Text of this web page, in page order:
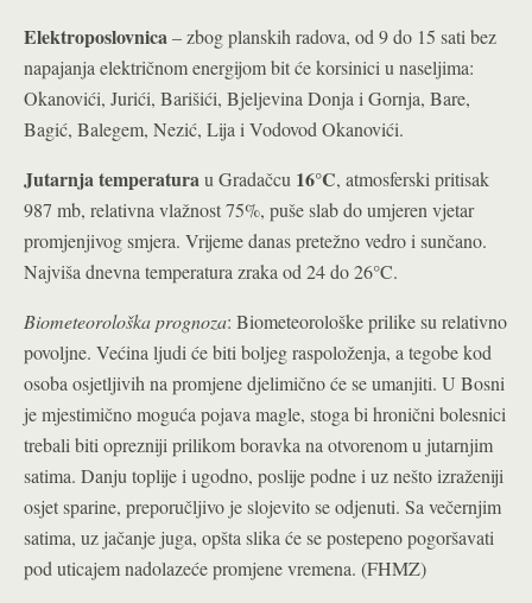
Elektroposlovnica– zbog planskih radova, od 9 do 15 sati bez
napajanja električnom energijom bit će korsinici u naseljima:
Okanovići, Jurići, Barišići, Bjeljevina Donja i Gornja, Bare,
Bagić, Balegem, Nezić, Lija i Vodovod Okanovići.
Jutarnja temperaturau Gradačcu 16°C, atmosferski pritisak
987 mb, relativna vlažnost 75%, puše slab do umjeren vjetar
promjenjivog smjera. Vrijeme danas pretežno vedro i sunčano.
Najviša dnevna temperatura zraka od 24 do 26°C.
Biometeorološka prognoza: Biometeorološke prilike su relativno
povoljne. Većina ljudi će biti boljeg raspoloženja, a tegobe kod
osoba osjetljivih na promjene djelimično će se umanjiti. U Bosni
je mjestimično moguća pojava magle, stoga bi hronični bolesnici
trebali biti oprezniji prilikom boravka na otvorenom u jutarnjim
satima. Danju toplije i ugodno, poslije podne i uz nešto izraženiji
osjet sparine, preporučljivo je slojevito se odjenuti. Sa večernjim
satima, uz jačanje juga, opšta slika će se postepeno pogoršavati
pod uticajem nadolazeće promjene vremena. (FHMZ)